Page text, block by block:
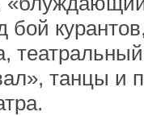
бой
танцы и